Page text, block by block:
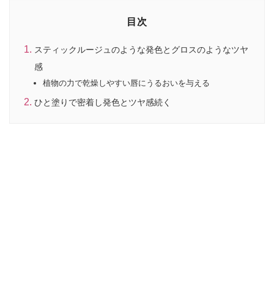
目次
スティックルージュのような発色とグロスのようなツヤ
感
植物の力で乾燥しやすい唇にうるおいを与える
ひと塗りで密着し発色とツヤ感続く